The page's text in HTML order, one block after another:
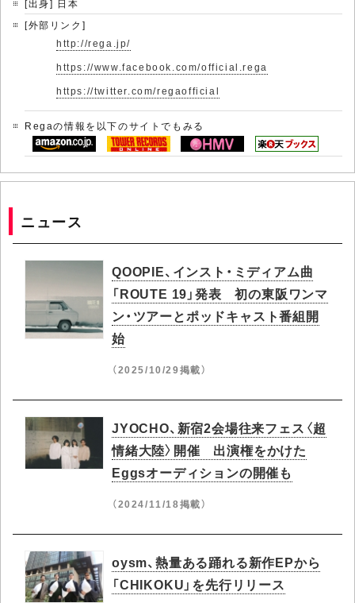
[外部リンク]
http://rega.jp/
https://www.facebook.com/official.rega
https://twitter.com/regaofficial
Regaの情報を以下のサイトでもみる
ニュース
QOOPIE、インスト・ミディアム曲
「ROUTE 19」発表 初の東阪ワンマ
ン・ツアーとポッドキャスト番組開
始
（2025/10/29掲載）
JYOCHO、新宿2会場往来フェス〈超
情緒大陸〉開催 出演権をかけた
Eggsオーディションの開催も
（2024/11/18掲載）
oysm、熱量ある踊れる新作EPから
「CHIKOKU」を先行リリース